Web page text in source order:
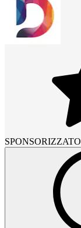
SPONSORIZZATO